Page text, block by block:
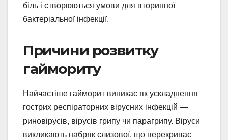
біль і створюються умови для вторинної
бактеріальної інфекції.
Причини розвитку
гаймориту
Найчастіше гайморит виникає як ускладнення
гострих респіраторних вірусних інфекцій —
риновірусів, вірусів грипу чи парагрипу. Віруси
викликають набряк слизової, що перекриває